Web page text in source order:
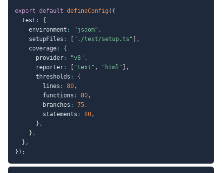
export default defineConfig ( {
  test
:
{
    environment
: "jsdom" ,
    setupFiles
: "./test/setup.ts"
,
    coverage
:
{
      provider
: "v8" ,
      reporter
: "text" , "html"
,
      thresholds
:
{
        lines
: 80,
        functions
: 80,
        branches
: 75,
        statements
: 80,
} ,
} ,
} ,
} ) ;